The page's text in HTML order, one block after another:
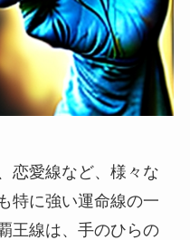
恋愛線など、様々な
特に強い運命線の一
王線は、手のひらの